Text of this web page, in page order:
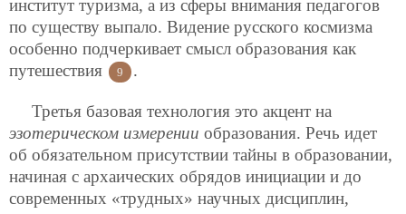
институт туризма, а из сферы внимания педагогов
по существу выпало. Видение русского космизма
особенно подчеркивает смысл образования как
путешествия
9 .
Третья базовая технология это акцент на
эзотерическом измерении образования. Речь идет
об обязательном присутствии тайны в образовании,
начиная с архаических обрядов инициации и до
современных «трудных» научных дисциплин,